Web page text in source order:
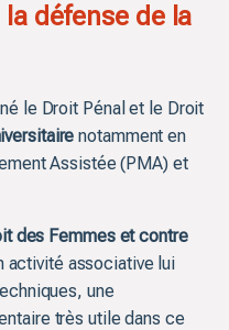
défense de la
le Droit Pénal et le Droit
notamment en
Assistée (PMA) et
des Femmes et contre
activité associative lui
une
très utile dans ce